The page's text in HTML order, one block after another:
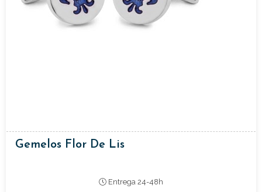
Gemelos Flor De Lis
Entrega 24-48h